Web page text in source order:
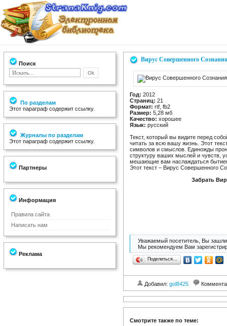
Поиск
По разделам
Этот параграф содержит ссылку.
Журналы по разделам
Этот параграф содержит ссылку.
Партнеры
Информация
Правила сайта
Написать нам
Реклама
Вирус Совершенного
Год: 2012
Страниц: 21
Формат: rtf, fb2
Размер: 5,28 мб
Качество: хорошее
Язык: русский
Текст, который вы видите перед
читать за всю вашу жизнь. Этот
символов и смыслов. Единожды
структуру ваших мыслей и чувств,
мешающие вам наслаждаться бытием
Этот текст – Вирус Совершенного
Забрать
Уважаемый посетитель, Вы зашли
Мы рекомендуем Вам
Поделиться…
Добавил: gol8425
Смотрите также по теме: